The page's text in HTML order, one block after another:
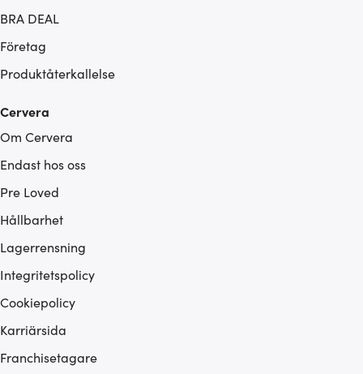
BRA DEAL
Företag
Produktåterkallelse
Cervera
Om Cervera
Endast hos oss
Pre Loved
Hållbarhet
Lagerrensning
Integritetspolicy
Cookiepolicy
Karriärsida
Franchisetagare